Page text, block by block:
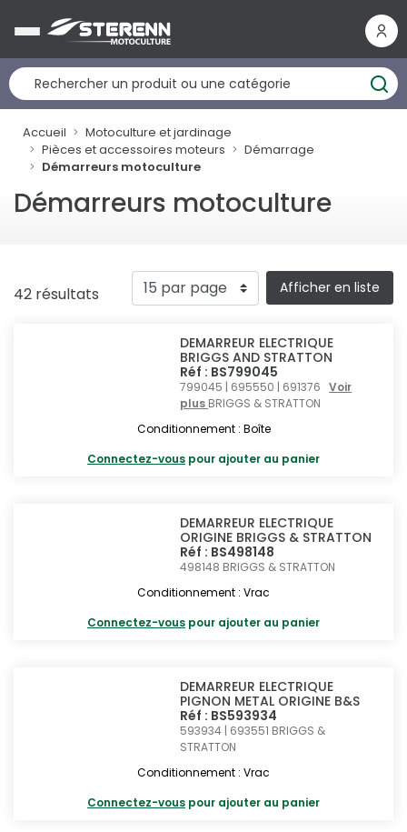
Accueil
Motoculture et jardinage
Pièces et accessoires moteurs
Démarrage
Démarreurs motoculture
Démarreurs motoculture
42 résultats Afficher en liste
DEMARREUR ELECTRIQUE
BRIGGS AND STRATTON
Réf : BS799045
799045 | 695550 | 691376Voir
plus BRIGGS & STRATTON
Conditionnement : Boîte
Connectez-vous pour ajouter au panier
DEMARREUR ELECTRIQUE
ORIGINE BRIGGS & STRATTON
Réf : BS498148
498148 BRIGGS & STRATTON
Conditionnement : Vrac
Connectez-vous pour ajouter au panier
DEMARREUR ELECTRIQUE
PIGNON METAL ORIGINE B&S
Réf : BS593934
593934 | 693551 BRIGGS &
STRATTON
Conditionnement : Vrac
Connectez-vous pour ajouter au panier